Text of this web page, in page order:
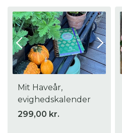
Mit Haveår,
evighedskalender
299,00 kr.